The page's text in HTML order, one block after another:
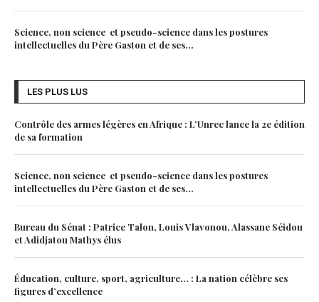
Science, non science et pseudo-science dans les postures
intellectuelles du Père Gaston et de ses...
LES PLUS LUS
Contrôle des armes légères en Afrique : L’Unrec lance la 2e édition
de sa formation
Science, non science et pseudo-science dans les postures
intellectuelles du Père Gaston et de ses...
Bureau du Sénat : Patrice Talon, Louis Vlavonou, Alassane Séidou
et Adidjatou Mathys élus
Éducation, culture, sport, agriculture… : La nation célèbre ses
figures d’excellence